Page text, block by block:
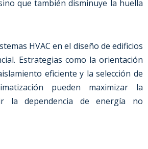
que también disminuye la huella
HVAC en el diseño de edificios
Estrategias como la orientación
eficiente y la selección de
pueden maximizar la
la dependencia de energía no